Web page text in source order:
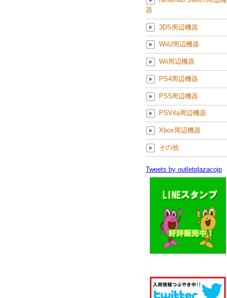
器
3DS周辺機器
WiiU周辺機器
Wii周辺機器
PS4周辺機器
PS5周辺機器
PSVita周辺機器
Xbox周辺機器
その他
Tweets by outletplazacojp